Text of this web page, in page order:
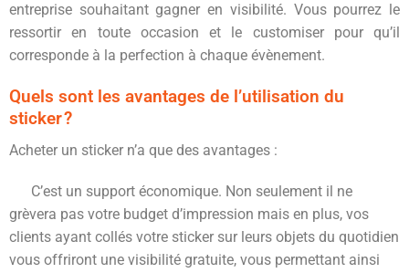
entreprise souhaitant gagner en visibilité. Vous pourrez le
ressortir en toute occasion et le customiser pour qu’il
corresponde à la perfection à chaque évènement.
Quels sont les avantages de l’utilisation du
sticker ?
Acheter un sticker n’a que des avantages :
C’est un support économique. Non seulement il ne
grèvera pas votre budget d’impression mais en plus, vos
clients ayant collés votre sticker sur leurs objets du quotidien
vous offriront une visibilité gratuite, vous permettant ainsi